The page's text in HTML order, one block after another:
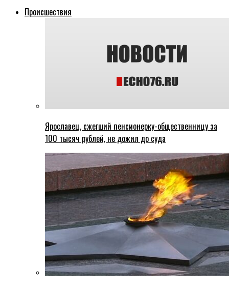
Происшествия
Ярославец, сжегший пенсионерку-общественницу за
100 тысяч рублей, не дожил до суда